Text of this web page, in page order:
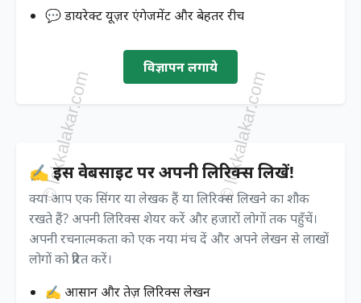
💬 डायरेक्ट यूज़र एंगेजमेंट और बेहतर रीच
विज्ञापन लगाये
✍️ इस वेबसाइट पर अपनी लिरिक्स लिखें!
क्या आप एक सिंगर या लेखक हैं या लिरिक्स लिखने का शौक
रखते हैं? अपनी लिरिक्स शेयर करें और हजारों लोगों तक पहुँचें।
अपनी रचनात्मकता को एक नया मंच दें और अपने लेखन से लाखों
लोगों को प्रेरित करें।
✍️ आसान और तेज़ लिरिक्स लेखन